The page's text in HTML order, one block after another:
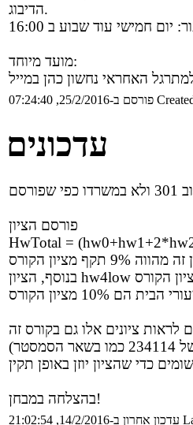
הדיבוג.
מועד מיוחד:
פורסם ב-25/2/2016, 07:24:40
עדכונים
פורסם הציון
HwTotal =
בהצלחה במבחן!
עדכון אחרון ב-14/2/2016, 21:02:54